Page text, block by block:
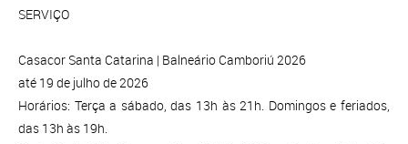
SERVIÇO
Casacor Santa Catarina | Balneário Camboriú 2026
até 19 de julho de 2026
Horários: Terça a sábado, das 13h às 21h. Domingos e feriados,
das 13h às 19h.